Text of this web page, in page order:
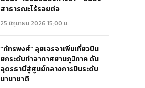
สาธารณะไร้รอยต่อ
25 มิถุนายน 2026 15:00 น.
“ภัทรพงศ์” ลุยเจรจาเพิ่มเที่ยวบิน
ยกระดับท่าอากาศยานภูมิภาค ดัน
อุดรธานีสู่ศูนย์กลางการบินระดับ
นานาชาติ